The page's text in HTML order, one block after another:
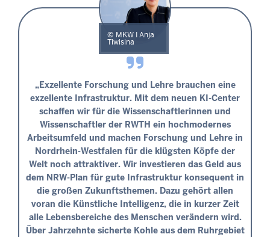
MKW I Anja
Tiwisina
„Exzellente Forschung und Lehre brauchen eine
exzellente Infrastruktur. Mit dem neuen KI-Center
schaffen wir für die Wissenschaftlerinnen und
Wissenschaftler der RWTH ein hochmodernes
Arbeitsumfeld und machen Forschung und Lehre in
Nordrhein-Westfalen für die klügsten Köpfe der
Welt noch attraktiver. Wir investieren das Geld aus
dem NRW-Plan für gute Infrastruktur konsequent in
die großen Zukunftsthemen. Dazu gehört allen
voran die Künstliche Intelligenz, die in kurzer Zeit
alle Lebensbereiche des Menschen verändern wird.
Über Jahrzehnte sicherte Kohle aus dem Ruhrgebiet